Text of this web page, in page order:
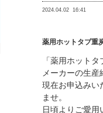
2024.04.02 16:41
薬用ホットタブ重
「薬用ホット
メーカーの生
現在お申込みい
ませ。
日頃よりご愛用